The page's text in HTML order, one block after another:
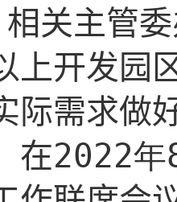
相关主管
上开发园
际需求做
在2022年